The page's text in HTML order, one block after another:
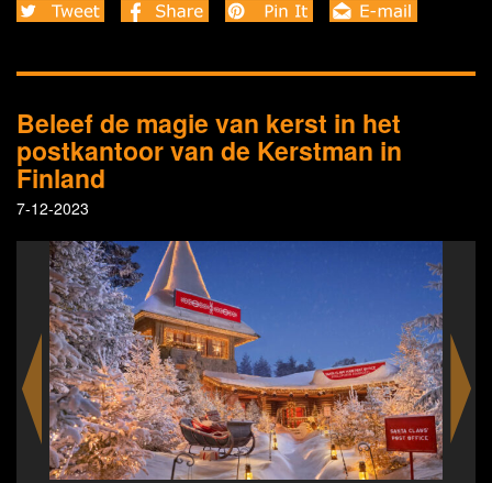
Beleef de magie van kerst in het
postkantoor van de Kerstman in
Finland
7-12-2023